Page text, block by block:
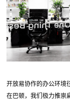
开放易协作的办公环境
在巴顿，我们极力推崇